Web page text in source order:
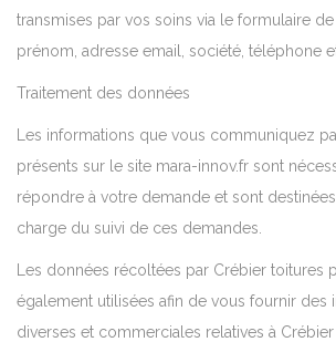
transmises par vos soins via le formulaire
prénom, adresse email, société, téléphone
Traitement des données
Les informations que vous communiquez
présents sur le site mara-innov.fr sont
répondre à votre demande et sont
charge du suivi de ces demandes.
Les données récoltées par Crébier toitures
également utilisées afin de vous fournir des
diverses et commerciales relatives à